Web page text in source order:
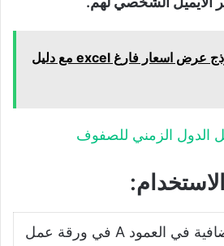
تحميل نموذج عرض اسعار فارغ excel مع دليل
الدول الزمني للصفوف
تم توفير إرشادات إضافية في العمود A في ورقة عمل